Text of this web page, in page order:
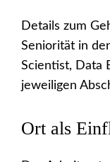
Details zum
Seniorität in
Scientist, Data
jeweiligen
Ort als